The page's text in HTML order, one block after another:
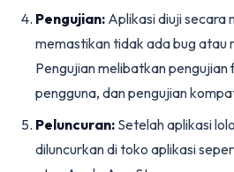
Pengujian: Aplikasi diuji secara
memastikan tidak ada bug atau
Pengujian melibatkan pengujian
pengguna, dan pengujian
Peluncuran: Setelah aplikasi
diluncurkan di toko aplikasi